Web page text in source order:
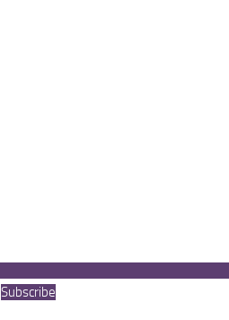
Subscribe